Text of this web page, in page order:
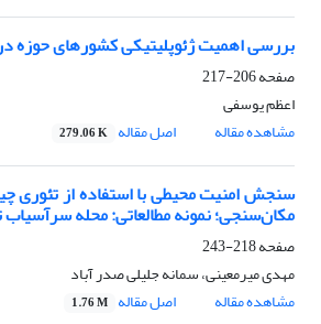
بررسی اهمیت ژئوپلیتیکی کشورهای حوزه
صفحه206-217
اعظم یوسفی
مشاهده مقاله
اصل مقاله 279.06 K
سنجش امنیت محیطی با استفاده از تئوری
مکان‌سنجی؛ نمونه مطالعاتی: محله سرآسیاب
صفحه218-243
مهدی میرمعینی، سمانه جلیلی صدر آباد
مشاهده مقاله
اصل مقاله 1.76 M